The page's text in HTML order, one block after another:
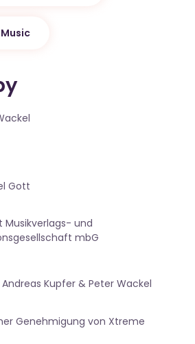
Gott
Musikverlags- und
mbG
Kupfer & Peter Wackel
Genehmigung von Xtreme